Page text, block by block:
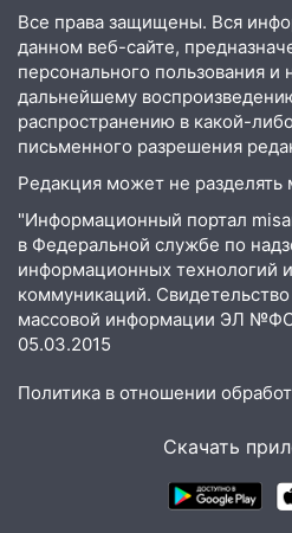
экстрим: в
большой фестиваль
17:30 Где есть бензин
августа после
17:05 «Обыск» по
Ульяновске
сообщницу мошенников
16:12 Едва не
Вешкайме посиделки
знакомым
больницей
перевернулась на
миллионов рублей за
Все права защищены. Вся
данном веб-сайте,
персонального пользования и
дальнейшему
распространению в какой-
письменного разрешения
Редакция может не разделять
"Информационный портал
в Федеральной службе по
информационных технологий
коммуникаций.
массовой информации ЭЛ
05.03.2015
Политика в отношении
Скачать